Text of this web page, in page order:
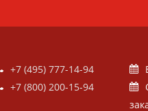
+7 (495) 777-14-94
+7 (800) 200-15-94